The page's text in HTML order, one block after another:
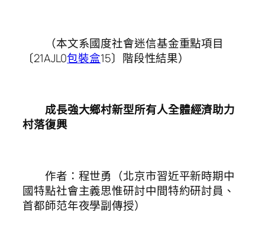
（本文系國度社會迷信基金重點項目
〔21AJL0包裝盒15〕階段性結果）
成長強大鄉村新型所有人全體經濟助力
村落復興
作者：程世勇（北京市習近平新時期中
國特點社會主義思惟研討中間特約研討員、
首都師范年夜學副傳授）